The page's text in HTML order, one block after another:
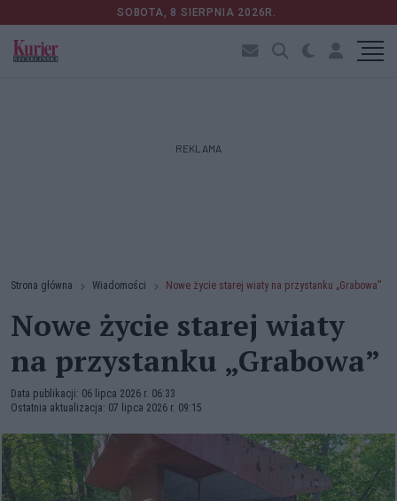
SOBOTA, 8 SIERPNIA 2026R.
REKLAMA
Strona główna Wiadomości Nowe życie starej wiaty na przystanku „Grabowa”
Nowe życie starej wiaty
na przystanku „Grabowa”
Data publikacji: 06 lipca 2026 r. 06:33
Ostatnia aktualizacja: 07 lipca 2026 r. 09:15